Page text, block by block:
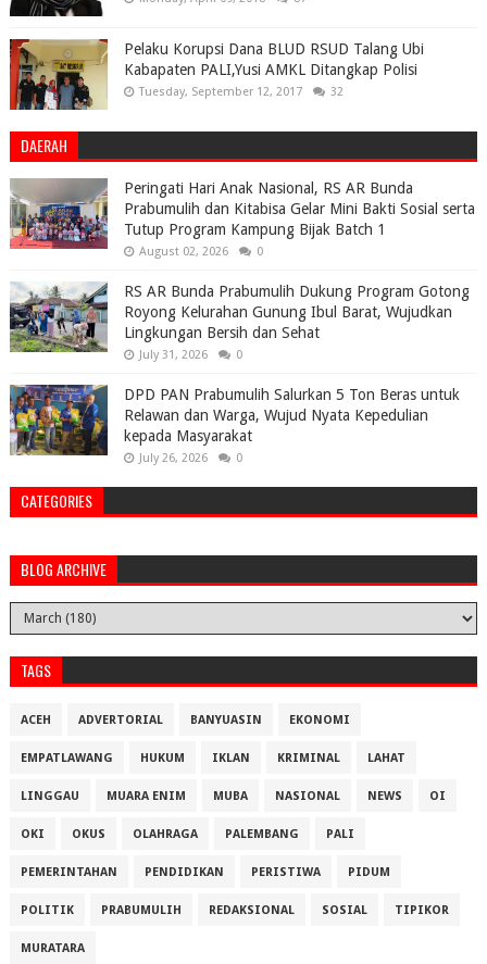
Pelaku Korupsi Dana BLUD RSUD Talang Ubi
Kabapaten PALI,Yusi AMKL Ditangkap Polisi
Tuesday, September 12, 2017 32
DAERAH
Peringati Hari Anak Nasional, RS AR Bunda
Prabumulih dan Kitabisa Gelar Mini Bakti Sosial serta
Tutup Program Kampung Bijak Batch 1
August 02, 2026 0
RS AR Bunda Prabumulih Dukung Program Gotong
Royong Kelurahan Gunung Ibul Barat, Wujudkan
Lingkungan Bersih dan Sehat
July 31, 2026 0
DPD PAN Prabumulih Salurkan 5 Ton Beras untuk
Relawan dan Warga, Wujud Nyata Kepedulian
kepada Masyarakat
July 26, 2026 0
CATEGORIES
BLOG ARCHIVE
TAGS
ACEH ADVERTORIAL BANYUASIN EKONOMI
EMPATLAWANG HUKUM IKLAN KRIMINAL LAHAT
LINGGAU MUARA ENIM MUBA NASIONAL NEWS OI
OKI OKUS OLAHRAGA PALEMBANG PALI
PEMERINTAHAN PENDIDIKAN PERISTIWA PIDUM
POLITIK PRABUMULIH REDAKSIONAL SOSIAL TIPIKOR
MURATARA